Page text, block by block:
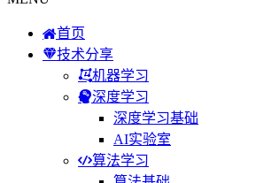
首页
技术分享
机器学习
深度学习
深度学习基础
AI实验室
算法学习